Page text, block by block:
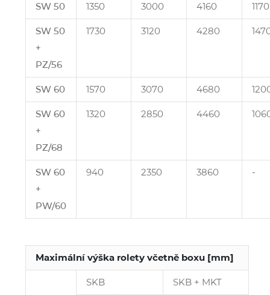
SW 50 1350 3000 4160 1170
SW 50
+
PZ/56
1730 3120 4280
SW 60 1570 3070 4680
SW 60
+
PZ/68
1320 2850 4460
SW 60
+
PW/60
940 2350 3860 ‑
Maximální výška rolety včetně boxu [mm]
SKB SKB + MKT